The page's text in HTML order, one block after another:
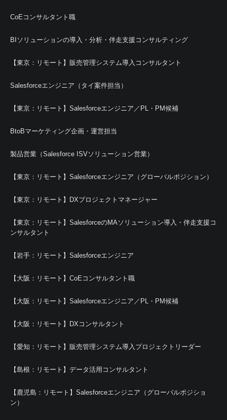
CoEコンサルタント職
BIソリューションの導入・分析・伴走支援コンサルティング
【東京：リモート】販売管理システム導入コンサルタント
Salesforceエンジニア（タイ案件担当）
【東京：リモート】Salesforceエンジニア／PL・PM候補
BtoBマーケティング企画・運営担当
製品営業（Salesforce ISVソリューション営業）
【東京：リモート】Salesforceエンジニア（グローバルポジション）
【東京：リモート】DXプロジェクトマネージャー
【東京：リモート】SalesforceのMAソリューション導入・伴走支援コ
ンサルタント
【岩手：リモート】Salesforceエンジニア
【大阪：リモート】CoEコンサルタント職
【大阪：リモート】Salesforceエンジニア／PL・PM候補
【大阪：リモート】DXコンサルタント
【愛知：リモート】販売管理システム導入プロジェクトリーダー
【島根：リモート】データ活用コンサルタント
【鹿児島：リモート】Salesforceエンジニア（グローバルポジショ
ン）